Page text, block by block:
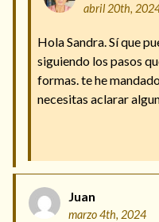
abril 20th,
Hola Sandra. Sí que
siguiendo los pasos
formas. te he
necesitas aclarar
Juan
marzo 4th, 2024